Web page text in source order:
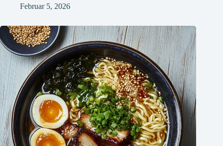
Februar 5, 2026